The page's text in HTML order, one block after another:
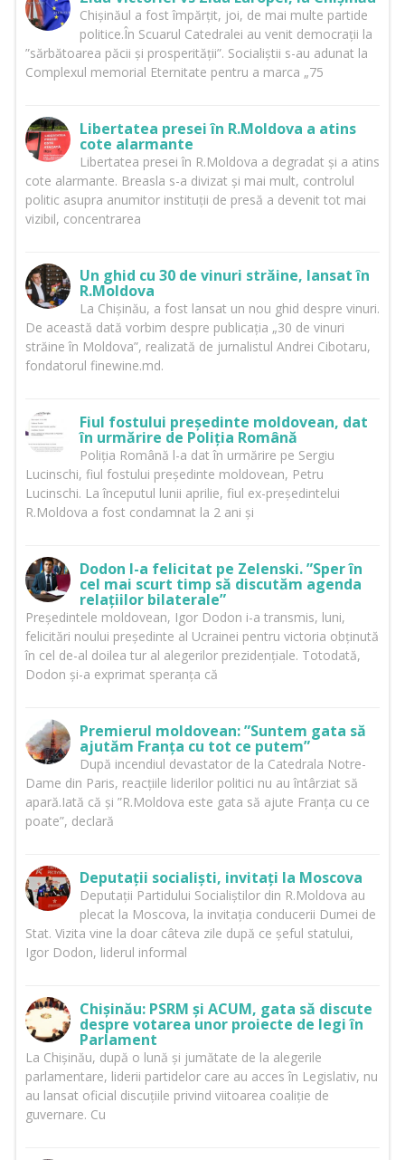
Chișinăul a fost împărțit, joi, de mai multe partide
politice.În Scuarul Catedralei au venit democrații la
”sărbătoarea păcii și prosperității”. Socialiștii s-au adunat la
Complexul memorial Eternitate pentru a marca „75
Libertatea presei în R.Moldova a atins
cote alarmante
Libertatea presei în R.Moldova a degradat și a atins
cote alarmante. Breasla s-a divizat și mai mult, controlul
politic asupra anumitor instituții de presă a devenit tot mai
vizibil, concentrarea
Un ghid cu 30 de vinuri străine, lansat în
R.Moldova
La Chișinău, a fost lansat un nou ghid despre vinuri.
De această dată vorbim despre publicația „30 de vinuri
străine în Moldova”, realizată de jurnalistul Andrei Cibotaru,
fondatorul finewine.md.
Fiul fostului președinte moldovean, dat
în urmărire de Poliția Română
Poliția Română l-a dat în urmărire pe Sergiu
Lucinschi, fiul fostului președinte moldovean, Petru
Lucinschi. La începutul lunii aprilie, fiul ex-președintelui
R.Moldova a fost condamnat la 2 ani și
Dodon l-a felicitat pe Zelenski. ”Sper în
cel mai scurt timp să discutăm agenda
relațiilor bilaterale”
Președintele moldovean, Igor Dodon i-a transmis, luni,
felicitări noului președinte al Ucrainei pentru victoria obținută
în cel de-al doilea tur al alegerilor prezidențiale. Totodată,
Dodon și-a exprimat speranța că
Premierul moldovean: ”Suntem gata să
ajutăm Franța cu tot ce putem”
După incendiul devastator de la Catedrala Notre-
Dame din Paris, reacțiile liderilor politici nu au întârziat să
apară.Iată că și ”R.Moldova este gata să ajute Franța cu ce
poate”, declară
Deputații socialiști, invitați la Moscova
Deputații Partidului Socialiștilor din R.Moldova au
plecat la Moscova, la invitația conducerii Dumei de
Stat. Vizita vine la doar câteva zile după ce șeful statului,
Igor Dodon, liderul informal
Chișinău: PSRM și ACUM, gata să discute
despre votarea unor proiecte de legi în
Parlament
La Chișinău, după o lună și jumătate de la alegerile
parlamentare, liderii partidelor care au acces în Legislativ, nu
au lansat oficial discuțiile privind viitoarea coaliție de
guvernare. Cu